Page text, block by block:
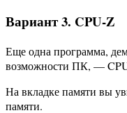
Вариант 3. CPU-Z
Еще одна программа,
возможности ПК, —
На вкладке памяти вы
памяти.